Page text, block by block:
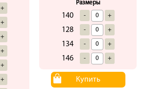
+
+
+
+
+
+
Размеры
140 - +
128 - +
134 - +
146 - +
Купить